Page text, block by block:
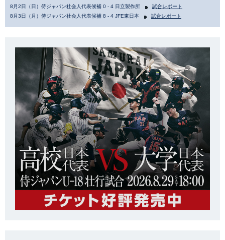
8月2日（日）侍ジャパン社会人代表候補 0 - 4 日立製作所
試合レポート
8月3日（月）侍ジャパン社会人代表候補 8 - 4 JFE東日本
試合レポート